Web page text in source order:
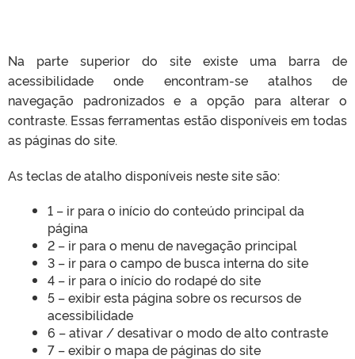
Na parte superior do site existe uma barra de
acessibilidade onde encontram-se atalhos de
navegação padronizados e a opção para alterar o
contraste. Essas ferramentas estão disponíveis em todas
as páginas do site.
As teclas de atalho disponíveis neste site são:
1 – ir para o início do conteúdo principal da
página
2 – ir para o menu de navegação principal
3 – ir para o campo de busca interna do site
4 – ir para o início do rodapé do site
5 – exibir esta página sobre os recursos de
acessibilidade
6 – ativar / desativar o modo de alto contraste
7 – exibir o mapa de páginas do site